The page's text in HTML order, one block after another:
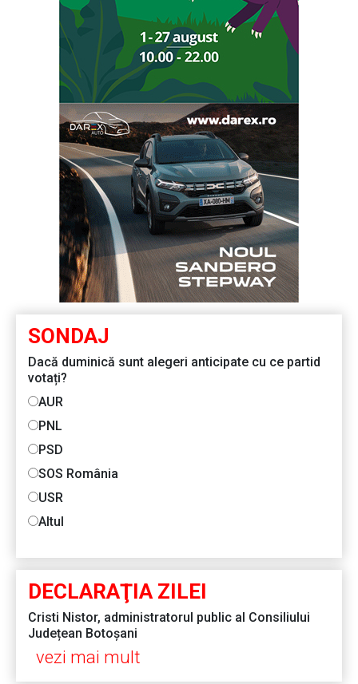
SONDAJ
Dacă duminică sunt alegeri anticipate cu ce partid
votați?
AUR
PNL
PSD
SOS România
USR
Altul
DECLARAŢIA ZILEI
Cristi Nistor, administratorul public al Consiliului
Județean Botoșani
vezi mai mult